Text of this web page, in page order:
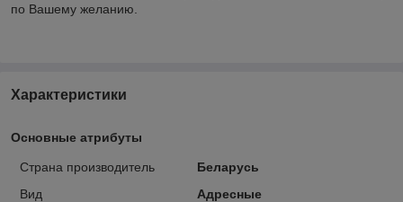
по Вашему желанию.
Характеристики
Основные атрибуты
Страна производитель
Беларусь
Вид
Адресные